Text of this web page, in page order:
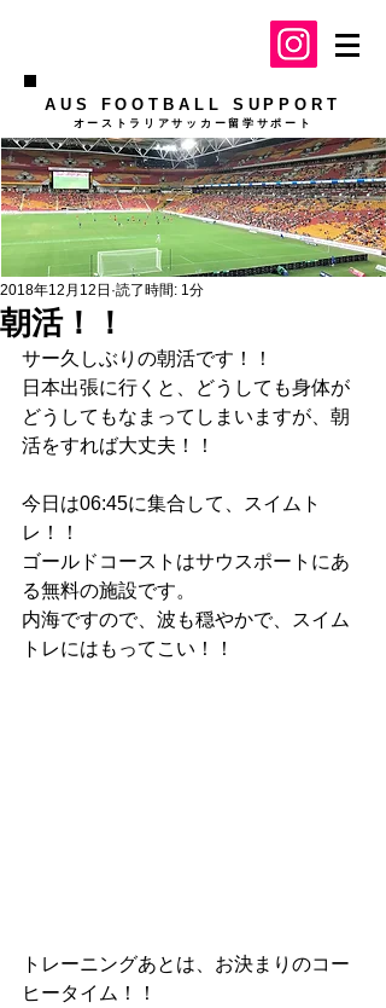
AUS FOOTBALL SUPPORT
​オーストラリアサッカー留学サポート
朝活！！
2018年12月12日 読了時間: 1分
サー久しぶりの朝活です！！
日本出張に行くと、どうしても身体が
どうしてもなまってしまいますが、朝
活をすれば大丈夫！！
今日は06:45に集合して、スイムト
レ！！
ゴールドコーストはサウスポートにあ
る無料の施設です。
内海ですので、波も穏やかで、スイム
トレにはもってこい！！
トレーニングあとは、お決まりのコー
ヒータイム！！